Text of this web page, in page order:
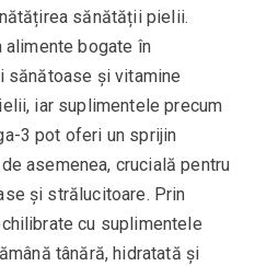
sănătății pielii.
alimente bogate în
sănătoase și vitamine
iar suplimentele precum
3 pot oferi un sprijin
asemenea, crucială pentru
și strălucitoare. Prin
cu suplimentele
tânără, hidratată și